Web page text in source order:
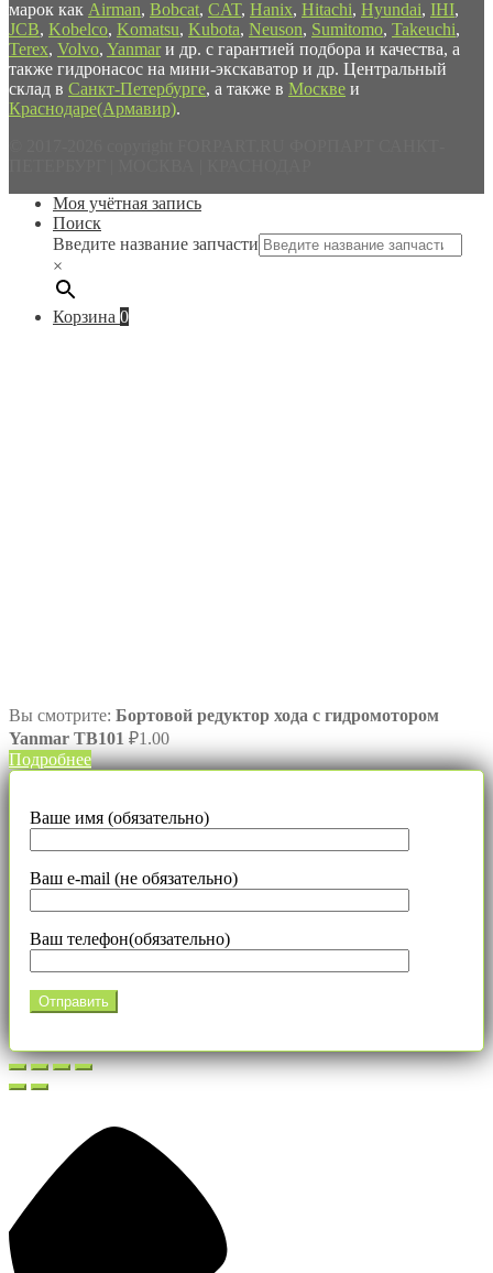
марок как Airman, Bobcat, CAT, Hanix, Hitachi, Hyundai, IHI,
JCB, Kobelco, Komatsu, Kubota, Neuson, Sumitomo, Takeuchi,
Terex, Volvo, Yanmar и др. с гарантией подбора и качества, а
также гидронасос на мини-экскаватор и др. Центральный
склад в Санкт-Петербурге, а также в Москве и
Краснодаре(Армавир).
Моя учётная запись
Поиск
Введите название запчасти
×
Корзина 0
Вы смотрите: Бортовой редуктор хода с гидромотором
Yanmar TB101 ₽1.00
Подробнее
Ваше имя (обязательно)
Ваш e-mail (не обязательно)
Ваш телефон(обязательно)